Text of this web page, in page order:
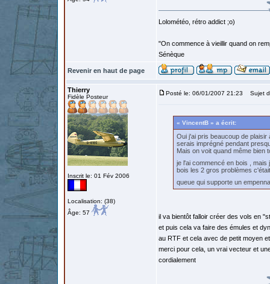
Lolométéo, rétro addict ;o)
"On commence à vieillir quand on
Sénèque
Revenir en haut de page
Thierry
Fidèle Posteur
Inscrit le: 01 Fév 2006
Localisation: (38)
Âge: 57
Posté le: 06/01/2007 21:23 Sujet
« VincentB » a écrit:
Oui j'ai pris beaucoup de
serais imprégné pendant
Mais on voit quand même bien
je l'ai commencé en bois ,
bois les 2 gros problèmes
queue qui supporte un
il va bientôt falloir créer des vols en
et puis cela va faire des émules et
au RTF et cela avec de petit moyen
merci pour cela, un vrai vecteur et
cordialement